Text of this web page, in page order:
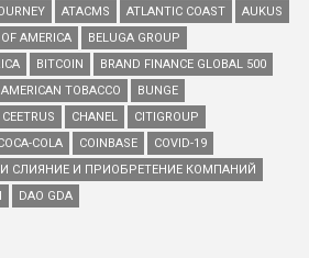
ATACMS ATLANTIC COAST
AUKUS
AMERICA
BELUGA GROUP
BITCOIN
BRAND FINANCE GLOBAL 500
TOBACCO
BUNGE
CEETRUS CHANEL
CITIGROUP
COLA COINBASE
COVID-19
СЛИЯНИЕ И ПРИОБРЕТЕНИЕ КОМПАНИЙ
DAO GDA